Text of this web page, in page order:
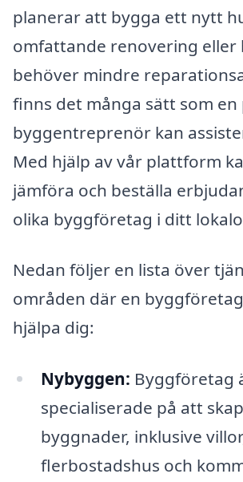
planerar att bygga ett nytt
omfattande renovering eller
behöver mindre
finns det många sätt som
byggentreprenör kan
Med hjälp av vår plattform
jämföra och beställa
olika byggföretag i ditt
Nedan följer en lista över
områden där en
hjälpa dig:
Nybyggen: Byggföretag
specialiserade på att
byggnader, inklusive
flerbostadshus och